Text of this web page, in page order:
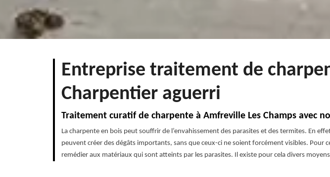
Entreprise traitement de
Charpentier aguerri
Traitement curatif de charpente à Amfreville Les Champs avec
La charpente en bois peut souffrir de l’envahissement des parasites et des termites. En
peuvent créer des dégâts importants, sans que ceux-ci ne soient forcément visibles.
remédier aux matériaux qui sont atteints par les parasites. Il existe pour cela divers